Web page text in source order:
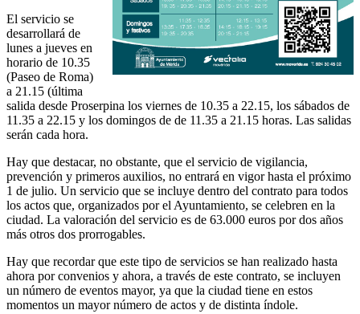
El servicio se
desarrollará de
lunes a jueves en
horario de 10.35
(Paseo de Roma)
a 21.15 (última
salida desde Proserpina los viernes de 10.35 a 22.15, los sábados de
11.35 a 22.15 y los domingos de de 11.35 a 21.15 horas. Las salidas
serán cada hora.
Hay que destacar, no obstante, que el servicio de vigilancia,
prevención y primeros auxilios, no entrará en vigor hasta el próximo
1 de julio. Un servicio que se incluye dentro del contrato para todos
los actos que, organizados por el Ayuntamiento, se celebren en la
ciudad. La valoración del servicio es de 63.000 euros por dos años
más otros dos prorrogables.
Hay que recordar que este tipo de servicios se han realizado hasta
ahora por convenios y ahora, a través de este contrato, se incluyen
un número de eventos mayor, ya que la ciudad tiene en estos
momentos un mayor número de actos y de distinta índole.